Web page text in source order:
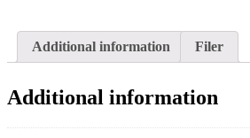
Additional information Filer
Additional information